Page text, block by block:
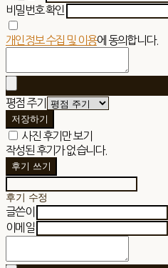
비밀번호 확인
개인정보 수집 및 이용에 동의합니다.
평점 주기
저장하기
사진 후기만 보기
작성된 후기가 없습니다.
후기 쓰기
후기 수정
글쓴이
이메일